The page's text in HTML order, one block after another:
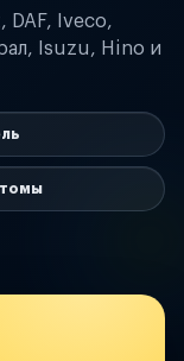
DAF, Iveco,
Isuzu, Hino и